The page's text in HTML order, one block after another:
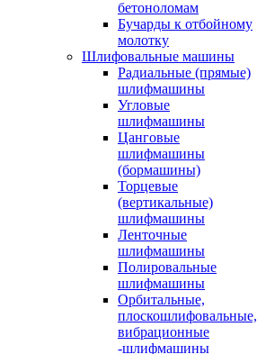
бетоноломам
Бучарды к отбойному
молотку
Шлифовальные машины
Радиальные (прямые)
шлифмашины
Угловые
шлифмашины
Цанговые
шлифмашины
(бормашины)
Торцевые
(вертикальные)
шлифмашины
Ленточные
шлифмашины
Полировальные
шлифмашины
Орбитальные,
плоскошлифовальные,
вибрационные
-шлифмашины